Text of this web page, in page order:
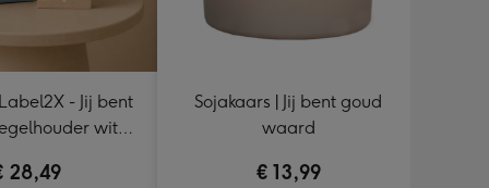
wit
28,49
Sojakaars | Jij bent goud
waard
€ 13,99